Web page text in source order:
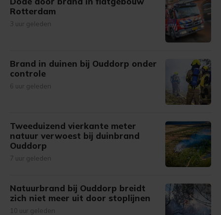
Rotterdam
3 uur geleden
Brand in duinen bij Ouddorp onder
controle
6 uur geleden
Tweeduizend vierkante meter
natuur verwoest bij duinbrand
Ouddorp
7 uur geleden
Natuurbrand bij Ouddorp breidt
zich niet meer uit door stoplijnen
10 uur geleden